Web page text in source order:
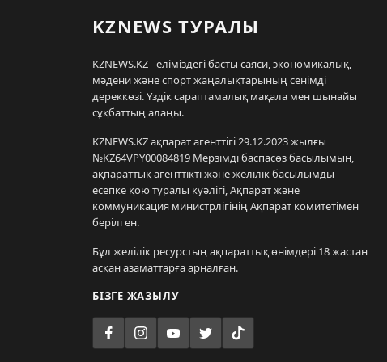
KZNEWS ТУРАЛЫ
KZNEWS.KZ - еліміздегі басты саяси, экономикалық,
мәдени және спорт жаңалықтарының сенімді
дереккөзі. Үздік сараптамалық мақала мен шынайы
сұқбаттың алаңы.
KZNEWS.KZ ақпарат агенттігі 29.12.2023 жылғы
№KZ64VPY00084819 Мерзімді баспасөз басылымын,
ақпараттық агенттікті және желілік басылымды
есепке қою туралы куәлігі, Ақпарат және
коммуникация министрлігінің Ақпарат комитетімен
берілген.
Бұл желілік ресурстың ақпараттық өнімдері 18 жастан
асқан азаматтарға арналған.
БІЗГЕ ЖАЗЫЛУ